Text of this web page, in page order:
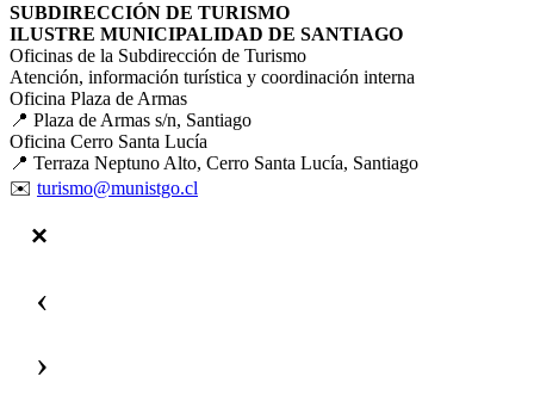
SUBDIRECCIÓN DE TURISMO
ILUSTRE MUNICIPALIDAD DE SANTIAGO
Oficinas de la Subdirección de Turismo
Atención, información turística y coordinación interna
Oficina Plaza de Armas
📍 Plaza de Armas s/n, Santiago
Oficina Cerro Santa Lucía
📍 Terraza Neptuno Alto, Cerro Santa Lucía, Santiago
✉️ turismo@munistgo.cl
‹
›